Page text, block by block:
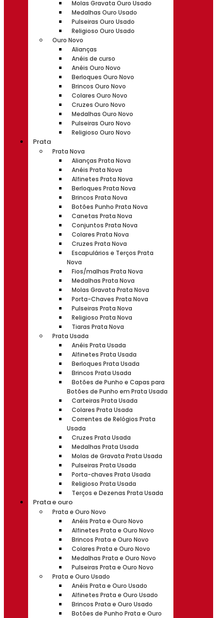
Molas Gravata Ouro Usado
Medalhas Ouro Usado
Pulseiras Ouro Usado
Religioso Ouro Usado
Ouro Novo
Alianças
Anéis de curso
Anéis Ouro Novo
Berloques Ouro Novo
Brincos Ouro Novo
Colares Ouro Novo
Cruzes Ouro Novo
Medalhas Ouro Novo
Pulseiras Ouro Novo
Religioso Ouro Novo
Prata
Prata Nova
Alianças Prata Nova
Anéis Prata Nova
Alfinetes Prata Nova
Berloques Prata Nova
Brincos Prata Nova
Botões Punho Prata Nova
Canetas Prata Nova
Conjuntos Prata Nova
Colares Prata Nova
Cruzes Prata Nova
Escapulários e Terços Prata
Nova
Fios/malhas Prata Nova
Medalhas Prata Nova
Molas Gravata Prata Nova
Porta-Chaves Prata Nova
Pulseiras Prata Nova
Religioso Prata Nova
Tiaras Prata Nova
Prata Usada
Anéis Prata Usada
Alfinetes Prata Usada
Berloques Prata Usada
Brincos Prata Usada
Botões de Punho e Capas para
Botões de Punho em Prata Usada
Carteiras Prata Usada
Colares Prata Usada
Correntes de Relógios Prata
Usada
Cruzes Prata Usada
Medalhas Prata Usada
Molas de Gravata Prata Usada
Pulseiras Prata Usada
Porta-chaves Prata Usada
Religioso Prata Usada
Terços e Dezenas Prata Usada
Prata e ouro
Prata e Ouro Novo
Anéis Prata e Ouro Novo
Alfinetes Prata e Ouro Novo
Brincos Prata e Ouro Novo
Colares Prata e Ouro Novo
Medalhas Prata e Ouro Novo
Pulseiras Prata e Ouro Novo
Prata e Ouro Usado
Anéis Prata e Ouro Usado
Alfinetes Prata e Ouro Usado
Brincos Prata e Ouro Usado
Botões de Punho Prata e Ouro